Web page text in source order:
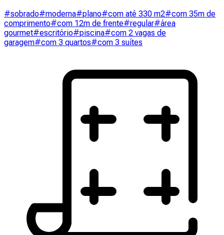
#sobrado#moderna#plano#com até 330 m2#com 35m de
comprimento#com 12m de frente#regular#área
gourmet#escritório#piscina#com 2 vagas de
garagem#com 3 quartos#com 3 suítes